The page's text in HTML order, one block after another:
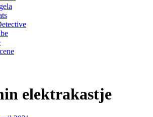
elektrakastje